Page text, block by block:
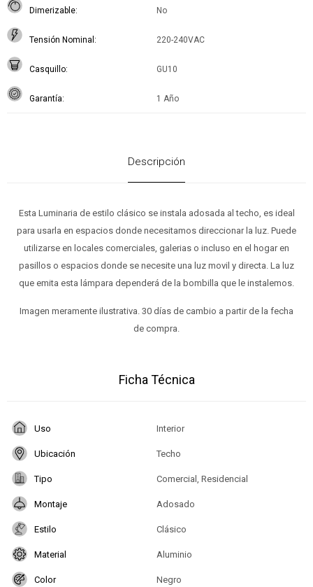
Dimerizable No
Tensión Nominal 220-240VAC
Casquillo GU10
Garantía 1 Año
Descripción
Esta Luminaria de estilo clásico se instala adosada al techo, es ideal
para usarla en espacios donde necesitamos direccionar la luz. Puede
utilizarse en locales comerciales, galerias o incluso en el hogar en
pasillos o espacios donde se necesite una luz movil y directa. La luz
que emita esta lámpara dependerá de la bombilla que le instalemos.
Imagen meramente ilustrativa. 30 días de cambio a partir de la fecha
de compra.
Ficha Técnica
Uso Interior
Ubicación Techo
Tipo Comercial, Residencial
Montaje Adosado
Estilo Clásico
Material Aluminio
Color Negro